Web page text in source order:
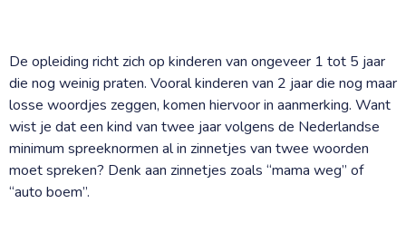
De opleiding richt zich op kinderen van ongeveer 1 tot 5 jaar
die nog weinig praten. Vooral kinderen van 2 jaar die nog maar
losse woordjes zeggen, komen hiervoor in aanmerking. Want
wist je dat een kind van twee jaar volgens de Nederlandse
minimum spreeknormen al in zinnetjes van twee woorden
moet spreken? Denk aan zinnetjes zoals “mama weg” of
“auto boem”.